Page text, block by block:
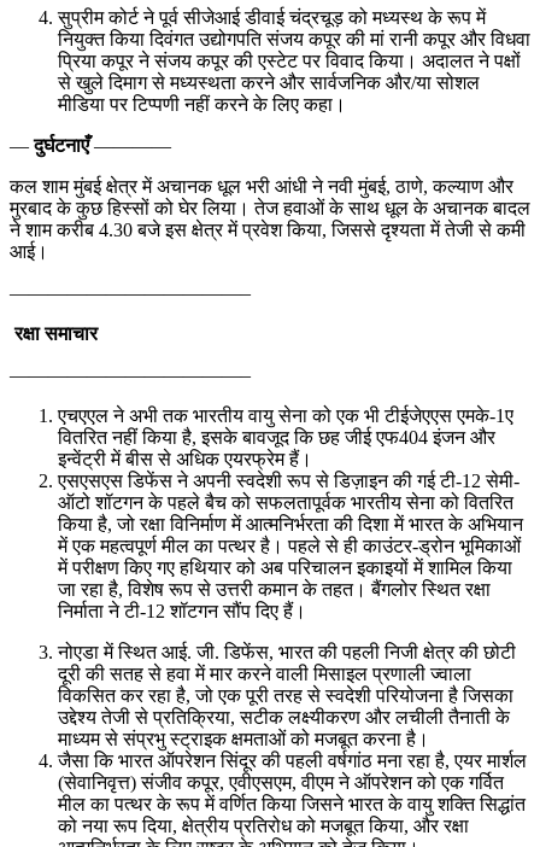
सुप्रीम कोर्ट ने पूर्व सीजेआई डीवाई चंद्रचूड़ को मध्यस्थ के रूप में
नियुक्त किया दिवंगत उद्योगपति संजय कपूर की मां रानी कपूर और विधवा
प्रिया कपूर ने संजय कपूर की एस्टेट पर विवाद किया। अदालत ने पक्षों
से खुले दिमाग से मध्यस्थता करने और सार्वजनिक और/या सोशल
मीडिया पर टिप्पणी नहीं करने के लिए कहा।
—दुर्घटनाएँ————
कल शाम मुंबई क्षेत्र में अचानक धूल भरी आंधी ने नवी मुंबई, ठाणे, कल्याण और
मुरबाद के कुछ हिस्सों को घेर लिया। तेज हवाओं के साथ धूल के अचानक बादल
ने शाम करीब 4.30 बजे इस क्षेत्र में प्रवेश किया, जिससे दृश्यता में तेजी से कमी
आई।
————————————–
रक्षा समाचार
————————————–
एचएएल ने अभी तक भारतीय वायु सेना को एक भी टीईजेएएस एमके-1ए
वितरित नहीं किया है, इसके बावजूद कि छह जीई एफ404 इंजन और
इन्वेंट्री में बीस से अधिक एयरफ्रेम हैं।
एसएसएस डिफेंस ने अपनी स्वदेशी रूप से डिज़ाइन की गई टी-12 सेमी-
ऑटो शॉटगन के पहले बैच को सफलतापूर्वक भारतीय सेना को वितरित
किया है, जो रक्षा विनिर्माण में आत्मनिर्भरता की दिशा में भारत के अभियान
में एक महत्वपूर्ण मील का पत्थर है। पहले से ही काउंटर-ड्रोन भूमिकाओं
में परीक्षण किए गए हथियार को अब परिचालन इकाइयों में शामिल किया
जा रहा है, विशेष रूप से उत्तरी कमान के तहत। बैंगलोर स्थित रक्षा
निर्माता ने टी-12 शॉटगन सौंप दिए हैं।
नोएडा में स्थित आई. जी. डिफेंस, भारत की पहली निजी क्षेत्र की छोटी
दूरी की सतह से हवा में मार करने वाली मिसाइल प्रणाली ज्वाला
विकसित कर रहा है, जो एक पूरी तरह से स्वदेशी परियोजना है जिसका
उद्देश्य तेजी से प्रतिक्रिया, सटीक लक्ष्यीकरण और लचीली तैनाती के
माध्यम से संप्रभु स्ट्राइक क्षमताओं को मजबूत करना है।
जैसा कि भारत ऑपरेशन सिंदूर की पहली वर्षगांठ मना रहा है, एयर मार्शल
(सेवानिवृत्त) संजीव कपूर, एवीएसएम, वीएम ने ऑपरेशन को एक गर्वित
मील का पत्थर के रूप में वर्णित किया जिसने भारत के वायु शक्ति सिद्धांत
को नया रूप दिया, क्षेत्रीय प्रतिरोध को मजबूत किया, और रक्षा